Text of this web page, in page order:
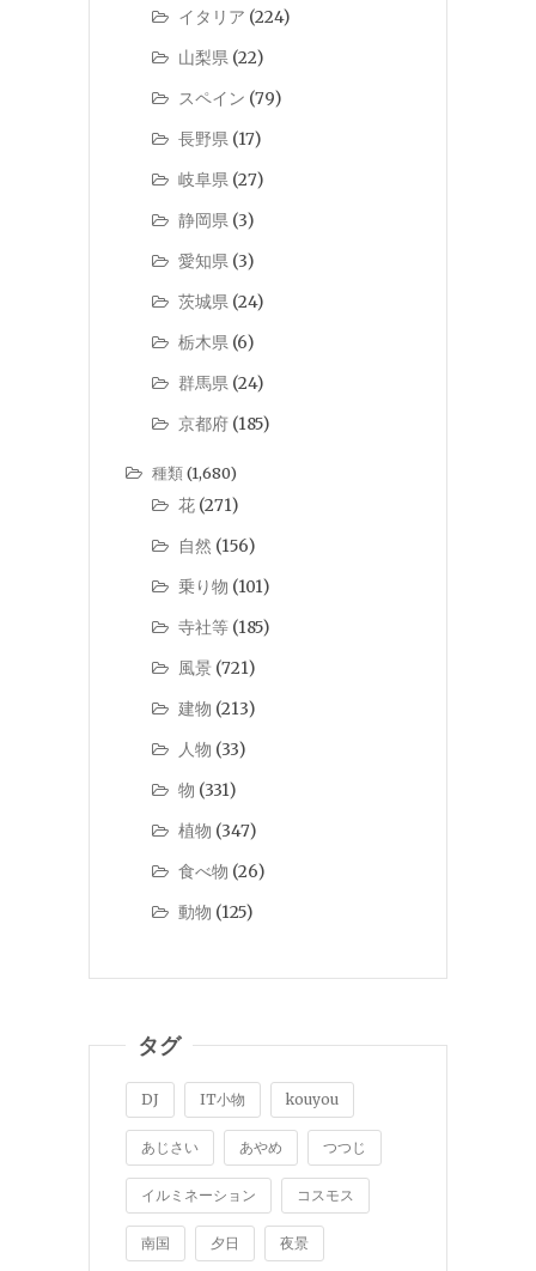
イタリア (224)
山梨県 (22)
スペイン (79)
長野県 (17)
岐阜県 (27)
静岡県 (3)
愛知県 (3)
茨城県 (24)
栃木県 (6)
群馬県 (24)
京都府 (185)
種類(1,680)
花 (271)
自然 (156)
乗り物 (101)
寺社等 (185)
風景 (721)
建物 (213)
人物 (33)
物 (331)
植物 (347)
食べ物 (26)
動物 (125)
タグ
DJ IT小物 kouyou
あじさい あやめ つつじ
イルミネーション コスモス
南国 夕日 夜景